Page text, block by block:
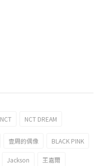
NCT NCT DREAM
壹周的偶像 BLACK PINK
Jackson 王嘉爾